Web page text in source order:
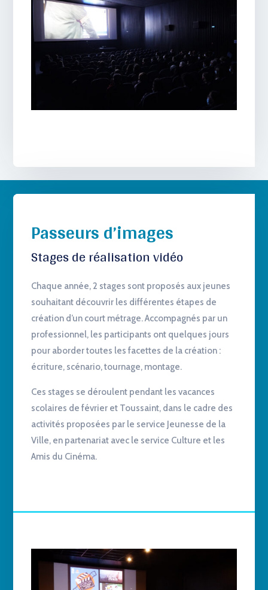
Passeurs d’images
Stages de réalisation vidéo
Chaque année, 2 stages sont proposés aux jeunes
souhaitant découvrir les différentes étapes de
création d’un court métrage. Accompagnés par un
professionnel, les participants ont quelques jours
pour aborder toutes les facettes de la création :
écriture, scénario, tournage, montage.
Ces stages se déroulent pendant les vacances
scolaires de février et Toussaint, dans le cadre des
activités proposées par le service Jeunesse de la
Ville, en partenariat avec le service Culture et les
Amis du Cinéma.